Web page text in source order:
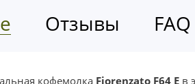
Отзывы FAQ
кофемолка Fiorenzato F64 E в